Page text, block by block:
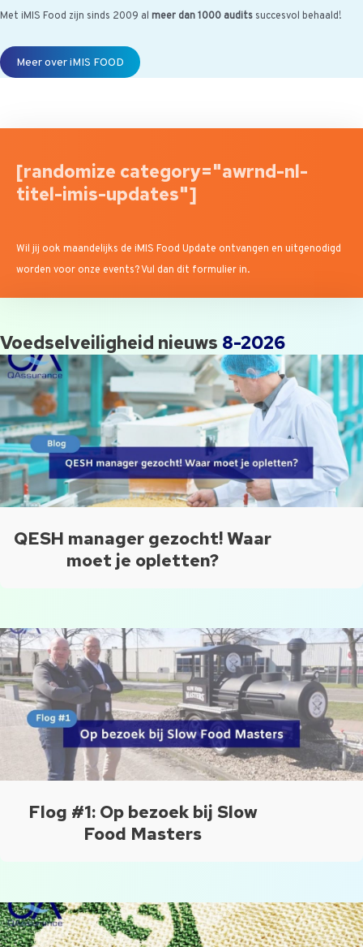
Met iMIS Food zijn sinds 2009 al meer dan 1000 audits succesvol behaald!
Meer over iMIS FOOD
[randomize category="awrnd-nl-
titel-imis-updates"]
Wil jij ook maandelijks de iMIS Food Update ontvangen en uitgenodigd
worden voor onze events? Vul dan dit formulier in.
Voedselveiligheid nieuws 8-2026
QESH manager gezocht! Waar
moet je opletten?
Flog #1: Op bezoek bij Slow
Food Masters